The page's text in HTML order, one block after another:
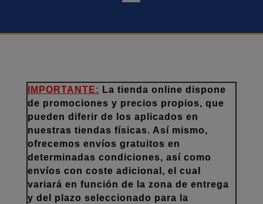
IMPORTANTE: La tienda online dispone
de promociones y precios propios, que
pueden diferir de los aplicados en
nuestras tiendas físicas. Así mismo,
ofrecemos envíos gratuitos en
determinadas condiciones, así como
envíos con coste adicional, el cual
variará en función de la zona de entrega
y del plazo seleccionado para la